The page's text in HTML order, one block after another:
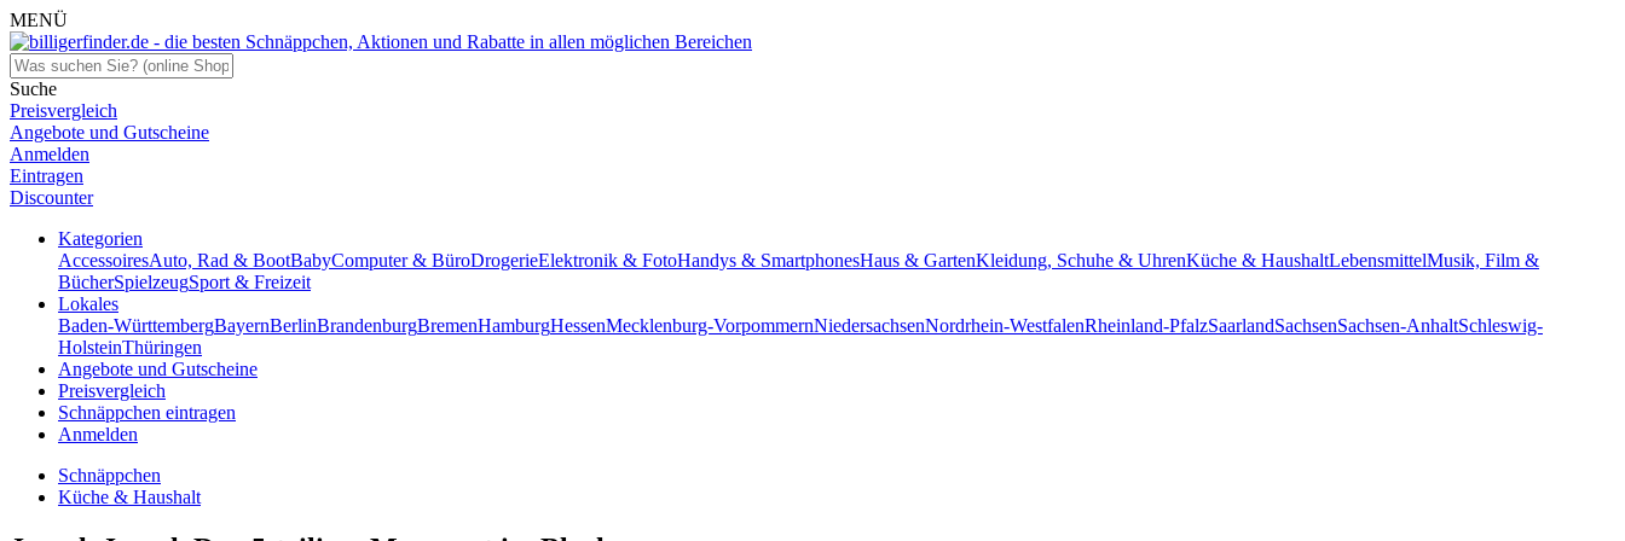
MENÜ
Suche
Preisvergleich
Angebote und Gutscheine
Anmelden
Eintragen
Discounter
Kategorien
AccessoiresAuto, Rad & BootBabyComputer & BüroDrogerieElektronik & FotoHandys & SmartphonesHaus & GartenKleidung, Schuhe & UhrenKüche & HaushaltLebensmittelMusik, Film &
BücherSpielzeugSport & Freizeit
Lokales
Baden-WürttembergBayernBerlinBrandenburgBremenHamburgHessenMecklenburg-VorpommernNiedersachsenNordrhein-WestfalenRheinland-PfalzSaarlandSachsenSachsen-AnhaltSchleswig-
HolsteinThüringen
Angebote und Gutscheine
Preisvergleich
Schnäppchen eintragen
Anmelden
Schnäppchen
Küche & Haushalt